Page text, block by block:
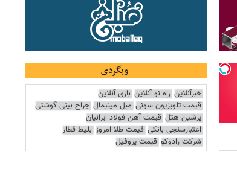
وبگردی
خبرآنلاین راه نو آنلاین بازی آنلاین
قیمت تلویزیون سونی مبل مینیمال جراح بینی گوشتی
پرشین هتل قیمت آهن فولاد ایرانیان
اعتبارسنجی بانکی قیمت طلا امروز بلیط قطار
شرکت رادوکو قیمت پروفیل